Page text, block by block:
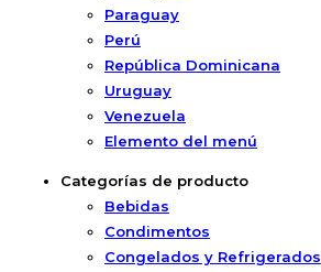
Paraguay
Perú
República Dominicana
Uruguay
Venezuela
Elemento del menú
Categorías de producto
Bebidas
Condimentos
Congelados y Refrigerados